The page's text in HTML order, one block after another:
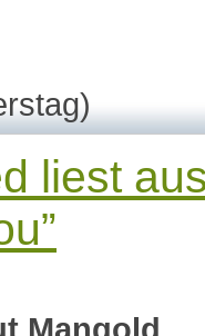
liest
Mangold